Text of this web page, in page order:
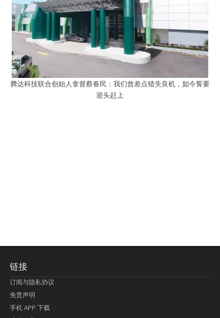
腾达科技联合创始人拿督蔡春民：我们曾差点错失良机，如今誓要
迎头赶上
链接
订阅与隐私协议
免责声明
手机 APP 下载